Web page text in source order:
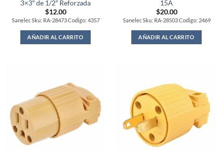
3×3″ de 1/2″ Reforzada
$12.00
Sanelec Sku: RA-28473 Codigo: 4357
AÑADIR AL CARRITO
15A
$20.00
Sanelec Sku: RA-28503 Codigo: 2469
AÑADIR AL CARRITO